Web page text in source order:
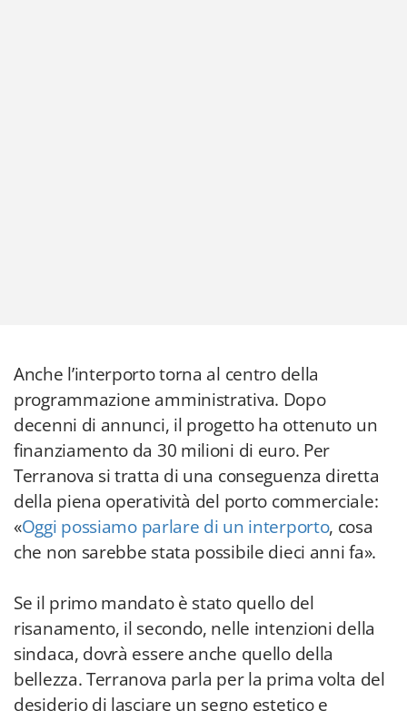
Anche l’interporto torna al centro della
programmazione amministrativa. Dopo
decenni di annunci, il progetto ha ottenuto un
finanziamento da 30 milioni di euro. Per
Terranova si tratta di una conseguenza diretta
della piena operatività del porto commerciale:
«Oggi possiamo parlare di un interporto, cosa
che non sarebbe stata possibile dieci anni fa».
Se il primo mandato è stato quello del
risanamento, il secondo, nelle intenzioni della
sindaca, dovrà essere anche quello della
bellezza. Terranova parla per la prima volta del
desiderio di lasciare un segno estetico e